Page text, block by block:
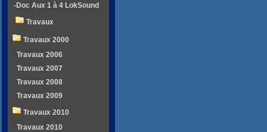
-Doc Aux 1 à 4 LokSound
Travaux
Travaux 2000
Travaux 2006
Travaux 2007
Travaux 2008
Travaux 2009
Travaux 2010
Travaux 2010